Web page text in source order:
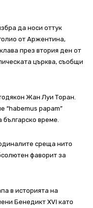
да носи оттук
от Аржентина,
през втория ден от
църква, съобщи
Жан Луи Торан.
“habemus papam”
българско време.
среща нито
фаворит за
в историята на
Бенедикт XVI като